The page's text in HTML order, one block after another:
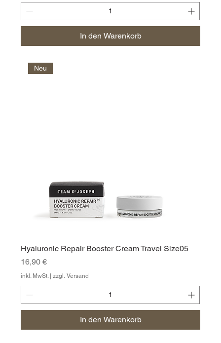
In den Warenkorb
Neu
Hyaluronic Repair Booster Cream Travel Size05
Preis
16,90 €
inkl. MwSt.|zzgl. Versand
In den Warenkorb